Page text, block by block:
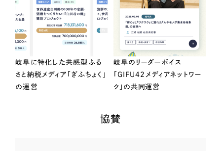
岐阜に特化した共感型ふる
さと納税メディア「ぎふちょく」
の運営
岐阜のリーダーボイス
「GIFU42メディアネットワー
ク」の共同運営
協賛